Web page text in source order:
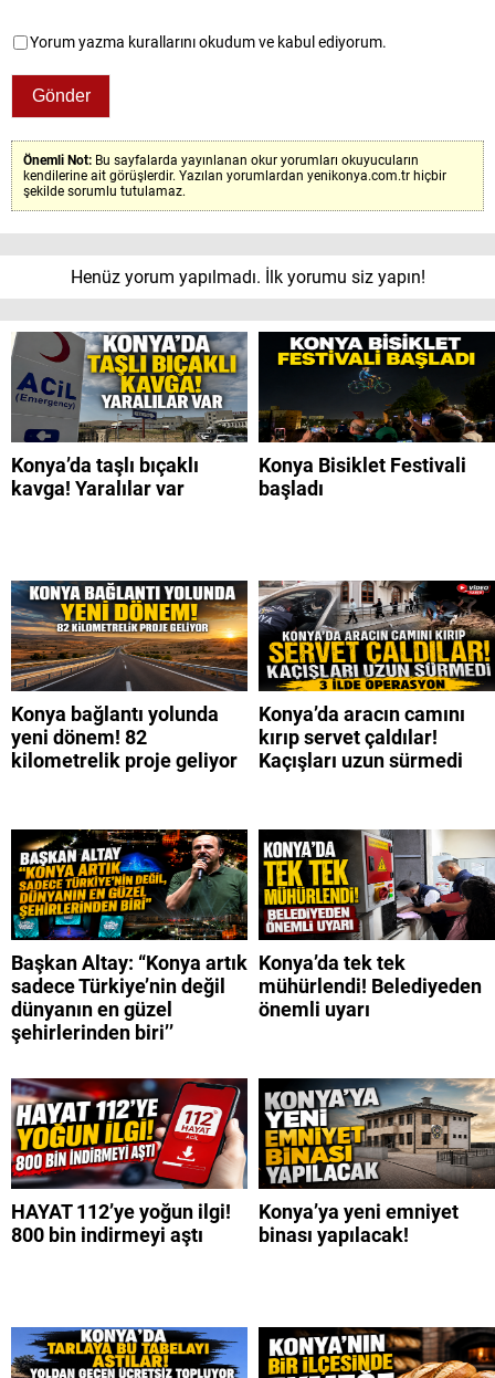
Yorum yazma kurallarını okudum ve kabul ediyorum.
Önemli Not: Bu sayfalarda yayınlanan okur yorumları okuyucuların
kendilerine ait görüşlerdir. Yazılan yorumlardan yenikonya.com.tr hiçbir
şekilde sorumlu tutulamaz.
Henüz yorum yapılmadı. İlk yorumu siz yapın!
Konya’da taşlı bıçaklı
kavga! Yaralılar var
Konya Bisiklet Festivali
başladı
Konya bağlantı yolunda
yeni dönem! 82
kilometrelik proje geliyor
Konya’da aracın camını
kırıp servet çaldılar!
Kaçışları uzun sürmedi
Başkan Altay: “Konya artık
sadece Türkiye’nin değil
dünyanın en güzel
şehirlerinden biri’’
Konya’da tek tek
mühürlendi! Belediyeden
önemli uyarı
HAYAT 112’ye yoğun ilgi!
800 bin indirmeyi aştı
Konya’ya yeni emniyet
binası yapılacak!